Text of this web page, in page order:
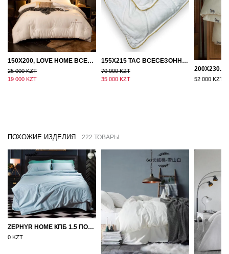
150Х200, LOVE HOME ВСЕСЕЗОННОЕ ОДЕЯЛО ИЗ ХЛОПКА С НАПОЛНИТЕЛЕМ МИКРОГЕЛЬ
25 000 KZT
19 000 KZT
155Х215 TAC ВСЕСЕЗОННОЕ ХЛОПКОВОЕ ОДЕЯЛО ИЗ БАМБУКОВОГО ВОЛОКНА
70 000 KZT
35 000 KZT
52 000 KZT
ПОХОЖИЕ ИЗДЕЛИЯ 222 ТОВАРЫ
ZEPHYR HOME КПБ 1.5 ПОЛУТОРКА ЕГИПЕТСКИЙ ХЛОПОК ОДНОТОННЫЙ ГОЛУБОЙ
0 KZT